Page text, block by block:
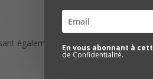
également d’investir sur :
En vous abonnant à
de Confidentialité.